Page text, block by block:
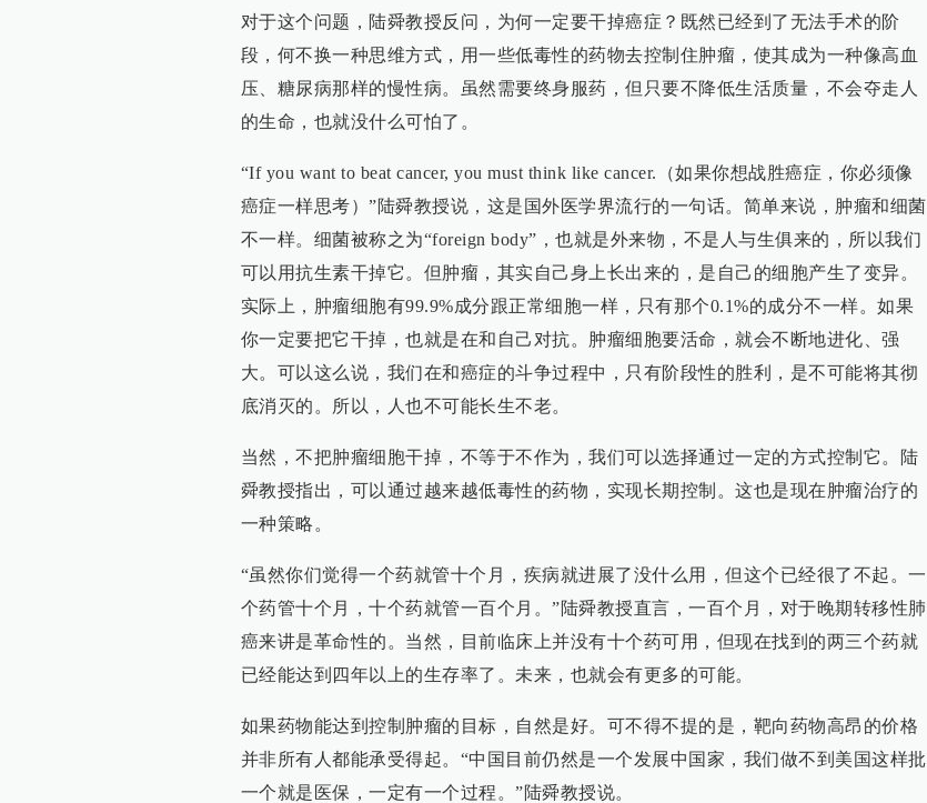
对于这个问题，陆舜教授反问，为何一定要干掉癌症？既然已经到了无法手术的阶
段，何不换一种思维方式，用一些低毒性的药物去控制住肿瘤，使其成为一种像高血
压、糖尿病那样的慢性病。虽然需要终身服药，但只要不降低生活质量，不会夺走人
的生命，也就没什么可怕了。
“If you want to beat cancer, you must think like cancer.（如果你想战胜癌症，你必须像
癌症一样思考）”陆舜教授说，这是国外医学界流行的一句话。简单来说，肿瘤和细菌
不一样。细菌被称之为“foreign body”，也就是外来物，不是人与生俱来的，所以我们
可以用抗生素干掉它。但肿瘤，其实自己身上长出来的，是自己的细胞产生了变异。
实际上，肿瘤细胞有99.9%成分跟正常细胞一样，只有那个0.1%的成分不一样。如果
你一定要把它干掉，也就是在和自己对抗。肿瘤细胞要活命，就会不断地进化、强
大。可以这么说，我们在和癌症的斗争过程中，只有阶段性的胜利，是不可能将其彻
底消灭的。所以，人也不可能长生不老。
当然，不把肿瘤细胞干掉，不等于不作为，我们可以选择通过一定的方式控制它。陆
舜教授指出，可以通过越来越低毒性的药物，实现长期控制。这也是现在肿瘤治疗的
一种策略。
“虽然你们觉得一个药就管十个月，疾病就进展了没什么用，但这个已经很了不起。一
个药管十个月，十个药就管一百个月。”陆舜教授直言，一百个月，对于晚期转移性肺
癌来讲是革命性的。当然，目前临床上并没有十个药可用，但现在找到的两三个药就
已经能达到四年以上的生存率了。未来，也就会有更多的可能。
如果药物能达到控制肿瘤的目标，自然是好。可不得不提的是，靶向药物高昂的价格
并非所有人都能承受得起。“中国目前仍然是一个发展中国家，我们做不到美国这样批
一个就是医保，一定有一个过程。”陆舜教授说。